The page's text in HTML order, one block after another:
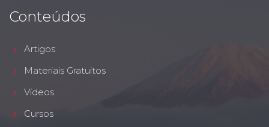
Conteúdos
Artigos
Materiais Gratuitos
Vídeos
Cursos